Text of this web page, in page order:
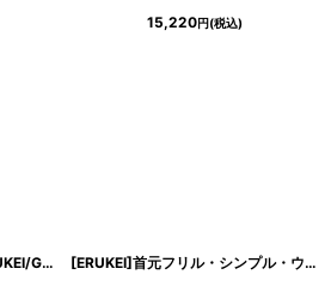
15,220円(税込)
[ XS-Lサイズ / 2カラー][ERUKEI/GINZA COUTURE]ホワイト×ブラック・レッド×ホワイト・ドット・首元フリル・ウエストマーク・マキシ・アメリカンスリーブ・Aライン・ロングドレス[送料無料] [ERUKEI]首元フリル・シンプル・ウエストマーク・マキシ・ノースリーブ・ロングドレス・Aライン・ワンピース[山崎みどり着用]《送料＆代引き手数料無料》